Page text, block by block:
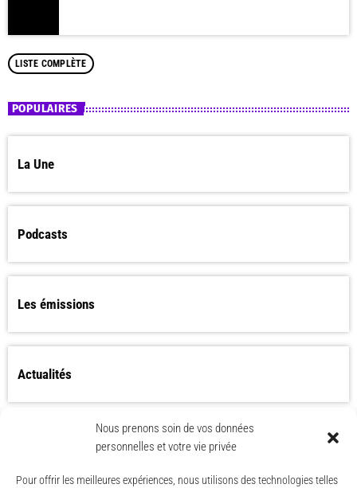
Nous prenons soin de vos données
personnelles et votre vie privée
Pour offrir les meilleures expériences, nous utilisons des technologies telles
LISTE COMPLÈTE
POPULAIRES
La Une
Podcasts
Les émissions
Actualités
Les Worlds Apart bientôt de retour ?